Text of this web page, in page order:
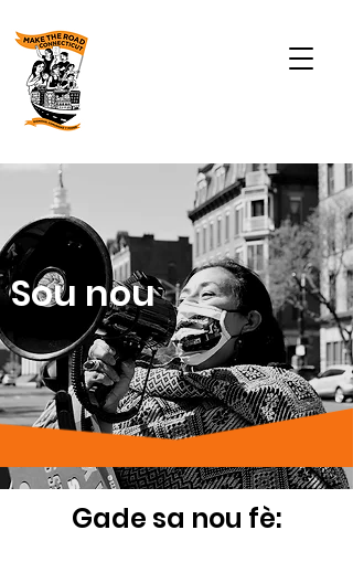
Sou nou
Gade sa nou fè: